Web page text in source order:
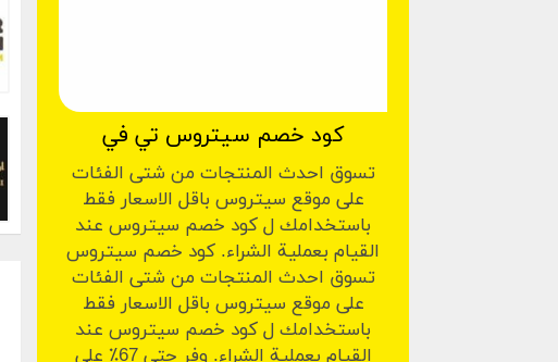
كود خصم سيتروس تي في
تسوق احدث المنتجات من شتى الفئات
على موقع سيتروس باقل الاسعار فقط
باستخدامك ل كود خصم سيتروس عند
القيام بعملية الشراء. كود خصم سيتروس
تسوق احدث المنتجات من شتى الفئات
على موقع سيتروس باقل الاسعار فقط
باستخدامك ل كود خصم سيتروس عند
القيام بعملية الشراء. وفر حتى 67٪ على